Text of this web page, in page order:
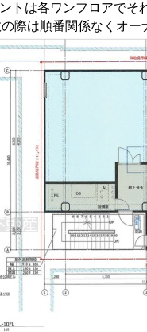
トは各ワンフロアで
際は順番関係なくオ